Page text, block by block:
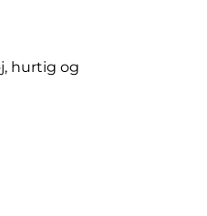
hurtig og